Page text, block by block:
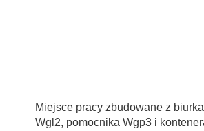
Miejsce pracy zbudowane z
Wgl2, pomocnika Wgp3 i